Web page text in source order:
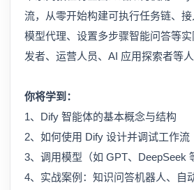
流，从零开始构建可执行任务链、
模型代理、设置多步骤智能问答等
发者、运营人员、AI 应用探索者等人
你将学到：
1、Dify 智能体的基本概念与结构
2、如何使用 Dify 设计并调试工作流
3、调用模型（如 GPT、DeepSeek
4、实战案例：知识问答机器人、自